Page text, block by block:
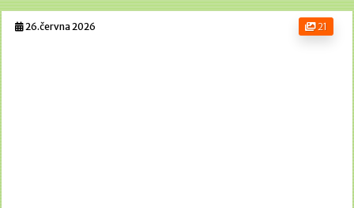
21
26.června 2026